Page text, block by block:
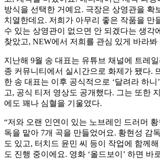
방식을 선택한 거예요. 극장은 상영관을 확
치열한데요. 저희가 아무리 좋은 작품을 만
수 있는 상영관이 없으면 안 되겠다는 생각
찾았고, NEW에서 저희를 관심 있게 바라봐
지난해 9월 송 대표는 유튜브 채널에 트레
종 커뮤니티에서 실시간으로 화제가 됐다.
한 송 대표는 이후 공식적으로 ‘달려라 하니
고, 공식 티저 영상도 공개했다. 그는 또한
에도 꽤나 심혈을 기울였다.
“저와 오랜 인연이 있는 노브레인 드러머
독을 맡아 7개 곡을 만들었어요. 황현성 감
도 있고, 터치드 윤민 씨 등이 작업에 함께
도 진행 중이에요. 영화 ‘올드보이’ 하면 바